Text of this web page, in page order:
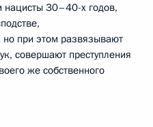
нацисты 30–40-х годов,
но при этом развязывают
совершают преступления
же собственного